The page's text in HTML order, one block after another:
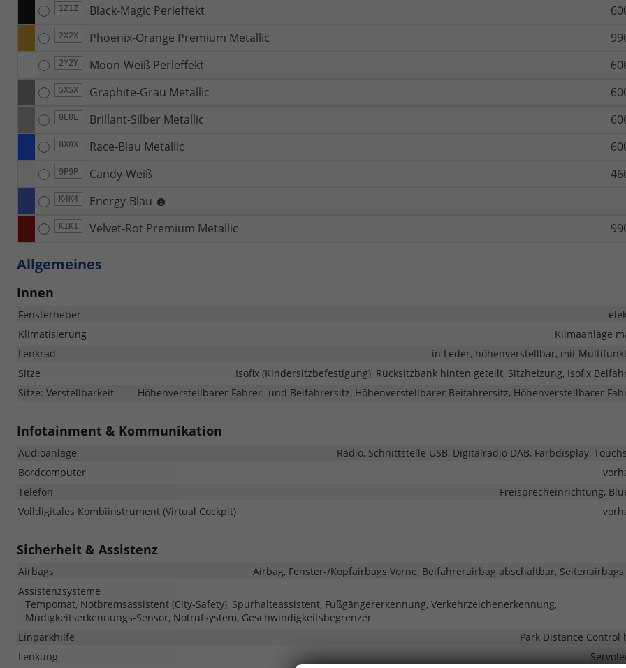
1Z1Z Black-Magic Perleffekt
2X2X Phoenix-Orange Premium Metallic
2Y2Y Moon-Weiß Perleffekt
5X5X Graphite-Grau Metallic
8E8E Brillant-Silber Metallic
8X8X Race-Blau Metallic
9P9P Candy-Weiß
K4K4 Energy-Blau
K1K1 Velvet-Rot Premium Metallic
Allgemeines
Innen
Fensterheber
Klimatisierung
Klimaanlage
Lenkrad
in Leder, höhenverstellbar, mit
Sitze
Isofix (Kindersitzbefestigung), Rücksitzbank hinten geteilt, Sitzheizung, Isofix
Sitze: Verstellbarkeit
Höhenverstellbarer Fahrer- und Beifahrersitz, Höhenverstellbarer Beifahrersitz, Höhenverstellbarer
Infotainment & Kommunikation
Audioanlage
Radio, Schnittstelle USB, Digitalradio DAB, Farbdisplay,
Bordcomputer
Telefon
Freisprecheinrichtung,
Volldigitales Kombiinstrument (Virtual Cockpit)
Sicherheit & Assistenz
Airbags
Airbag, Fenster-/Kopfairbags Vorne, Beifahrerairbag abschaltbar, Seitenairbags
Assistenzsysteme
Tempomat, Notbremsassistent (City-Safety), Spurhalteassistent, Fußgängererkennung, Verkehrzeichenerkennung,
Müdigkeitserkennungs-Sensor, Notrufsystem, Geschwindigkeitsbegrenzer
Einparkhilfe
Park Distance Control
Lenkung